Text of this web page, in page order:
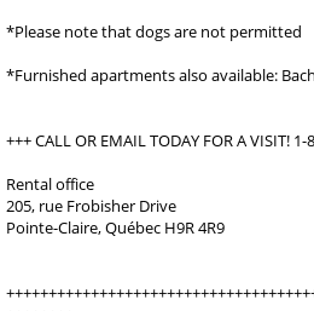
*Please note that dogs are not permitted
*Furnished apartments also available:
+++ CALL OR EMAIL TODAY FOR A VISIT!
Rental office
205, rue Frobisher Drive
Pointe-Claire, Québec H9R 4R9